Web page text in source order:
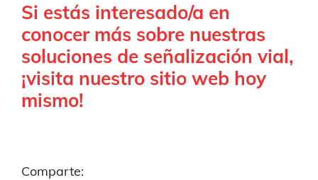
Si estás interesado/a en
conocer más sobre nuestras
soluciones de señalización vial,
¡visita nuestro sitio web hoy
mismo!
Comparte: